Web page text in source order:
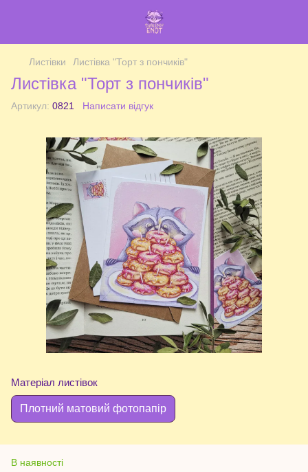
Листівки Листівка "Торт з пончиків"
Листівка "Торт з пончиків"
Артикул: 0821 Написати відгук
Матеріал листівок
Плотний матовий фотопапір
В наявності